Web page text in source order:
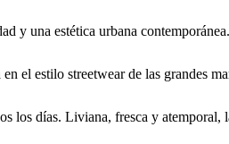
una estética urbana
estilo streetwear de las grandes
los días. Liviana, fresca y